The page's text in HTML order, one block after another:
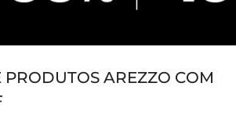
PRODUTOS AREZZO COM